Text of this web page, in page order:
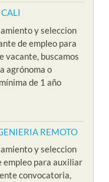
y seleccion
de empleo para
vacante, buscamos
agrónoma o
de 1 año
REMOTO
y seleccion
empleo para auxiliar
convocatoria,